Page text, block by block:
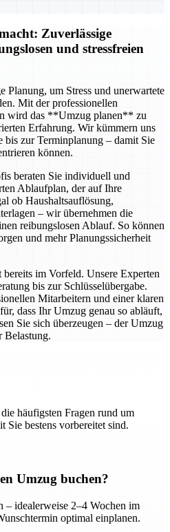
Zuverlässige
und stressfreien
Planung, um Stress und unerwartete
Mit der professionellen
wird das **Umzug planen** zu
Erfahrung. Wir kümmern uns
bis zur Terminplanung – damit Sie
können.
beraten Sie individuell und
Ablaufplan, der auf Ihre
ob Haushaltsauflösung,
– wir übernehmen die
reibungslosen Ablauf. So können
und mehr Planungssicherheit
im Vorfeld. Unsere Experten
bis zur Schlüsselübergabe.
Mitarbeitern und einer klaren
dass Ihr Umzug genau so abläuft,
Sie sich überzeugen – der Umzug
Belastung.
häufigsten Fragen rund um
Sie bestens vorbereitet sind.
Umzug buchen?
– idealerweise 2–4 Wochen im
optimal einplanen.